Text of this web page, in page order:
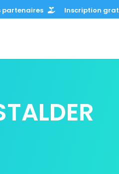
partenaires Inscription